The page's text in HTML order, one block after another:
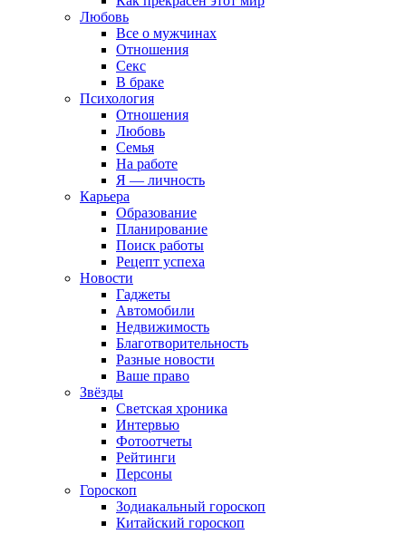
Любовь
Все о мужчинах
Отношения
Секс
В браке
Психология
Отношения
Любовь
Семья
На работе
Я — личность
Карьера
Образование
Планирование
Поиск работы
Рецепт успеха
Новости
Гаджеты
Автомобили
Недвижимость
Благотворительность
Разные новости
Ваше право
Звёзды
Светская хроника
Интервью
Фотоотчеты
Рейтинги
Персоны
Гороскоп
Зодиакальный гороскоп
Китайский гороскоп